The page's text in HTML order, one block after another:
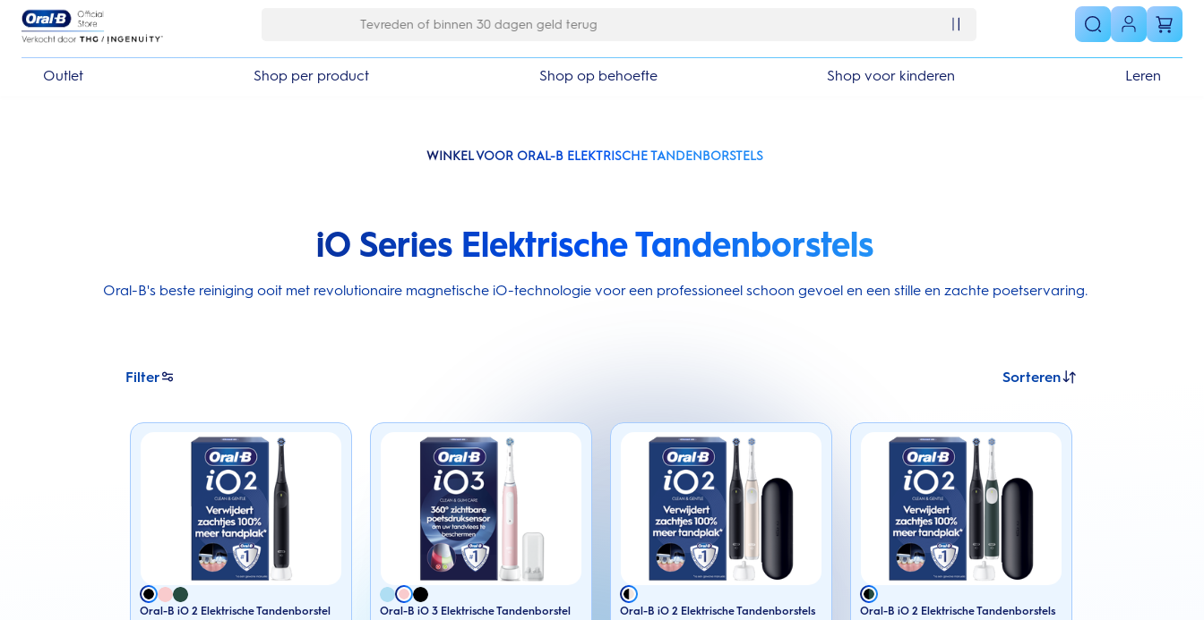
Gratis 1 jaar extra garantieverlenging
Outlet Shop per product Shop op behoefte Shop voor kinderen Leren
WINKEL VOOR ORAL-B ELEKTRISCHE TANDENBORSTELS
iO Series Elektrische Tandenborstels
Oral-B's beste reiniging ooit met revolutionaire magnetische iO-technologie voor een professioneel schoon gevoel en een stille en zachte poetservaring.
Filter Sorteren
Oral-B iO 2 Elektrische Tandenborstel
Oral-B iO 3 Elektrische Tandenborstel
Oral-B iO 2 Elektrische Tandenborstels
Oral-B iO 2 Elektrische Tandenborstels